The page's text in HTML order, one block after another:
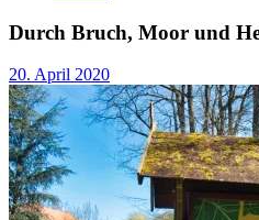
Durch Bruch, Moor und
20. April 2020